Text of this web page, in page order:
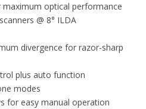
optical performance
@ 8° ILDA
divergence for razor-sharp
plus auto function
modes
for easy manual operation